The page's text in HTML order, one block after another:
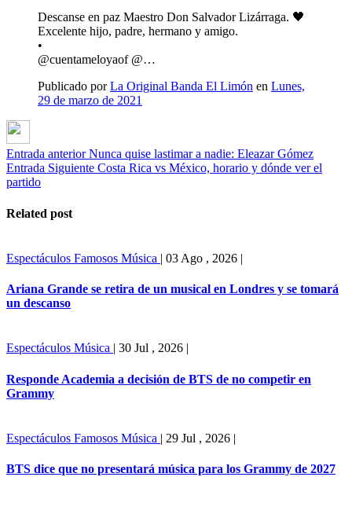
Descanse en paz Maestro Don Salvador Lizárraga. 🖤
Excelente hijo, padre, hermano y amigo.
•
@cuentameloyaof @…
Publicado porLa Original Banda El Limón en Lunes,
29 de marzo de 2021
Entrada anterior Nunca quise lastimar a nadie: Eleazar Gómez
Entrada Siguiente Costa Rica vs México, horario y dónde ver el
partido
Related post
Espectáculos Famosos Música | 03 Ago , 2026 |
Ariana Grande se retira de un musical en Londres y se tomará
un descanso
Espectáculos Música | 30 Jul , 2026 |
Responde Academia a decisión de BTS de no competir en
Grammy
Espectáculos Famosos Música | 29 Jul , 2026 |
BTS dice que no presentará música para los Grammy de 2027